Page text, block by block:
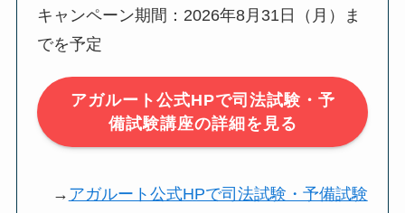
キャンペーン期間：2026年8月31日（月）ま
でを予定
アガルート公式HPで司法試験・予
備試験講座の詳細を見る
→ アガルート公式HPで司法試験・予備試験